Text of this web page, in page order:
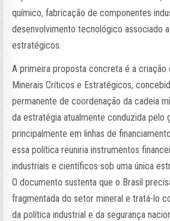
químico, fabricação de componentes
desenvolvimento tecnológico associado
estratégicos.
A primeira proposta concreta é a criação
Minerais Críticos e Estratégicos,
permanente de coordenação da cadeia
da estratégia atualmente conduzida pelo
principalmente em linhas de
essa política reuniria instrumentos
industriais e científicos sob uma única
O documento sustenta que o Brasil
fragmentada do setor mineral e tratá-lo
da política industrial e da segurança